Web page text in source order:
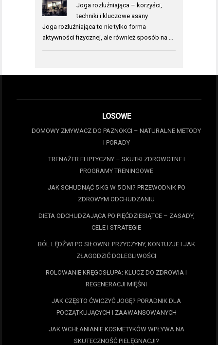
Joga rozluźniająca – korzyści,
techniki i kluczowe asany
Joga rozluźniająca to nie tylko forma
aktywności fizycznej, ale również sposób na …
LOSOWE
DOMOWY ZMYWACZ DO PAZNOKCI – NATURALNE METODY
I PORADY
TRENAŻER ELIPTYCZNY – SKUTKI ZDROWOTNE I
PROGRAMY TRENINGOWE
JAK SCHUDNĄĆ 5 KG W 5 DNI? PRZEWODNIK PO
ZDROWYM ODCHUDZANIU
DIETA ODCHUDZAJĄCA PO PIĘĆDZIESIĄTCE – ZASADY,
CELE I STRATEGIE
BÓL LĘDŹWI PO SIŁOWNI: PRZYCZYNY, KONTUZJE I JAK
ZŁAGODZIĆ DOLEGLIWOŚCI
ROLOWANIE KRĘGOSŁUPA: KLUCZ DO ZDROWIA I
REGENERACJI MIĘŚNI
JAK CZĘSTO ĆWICZYĆ JOGĘ? PORADNIK DLA
POCZĄTKUJĄCYCH I ZAAWANSOWANYCH
JAK WCHŁANIANIE KOSMETYKÓW WPŁYWA NA
SKUTECZNOŚĆ PIELĘGNACJI?